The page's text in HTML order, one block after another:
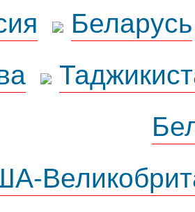
Беларусь